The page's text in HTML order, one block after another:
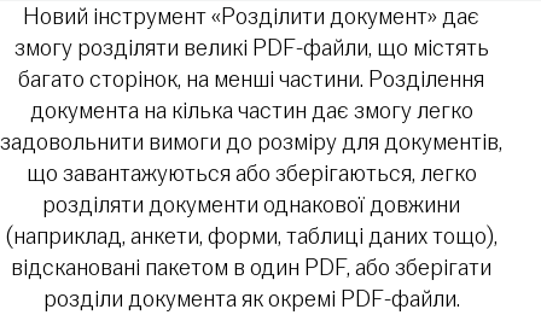
Новий інструмент «Розділити документ» дає
змогу розділяти великі PDF-файли, що містять
багато сторінок, на менші частини. Розділення
документа на кілька частин дає змогу легко
задовольнити вимоги до розміру для документів,
що завантажуються або зберігаються, легко
розділяти документи однакової довжини
(наприклад, анкети, форми, таблиці даних тощо),
відскановані пакетом в один PDF, або зберігати
розділи документа як окремі PDF-файли.